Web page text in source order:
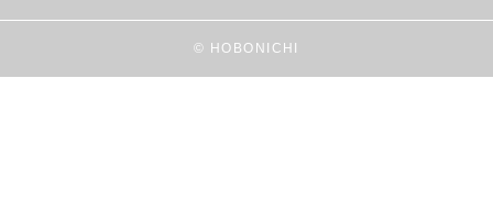
© HOBONICHI